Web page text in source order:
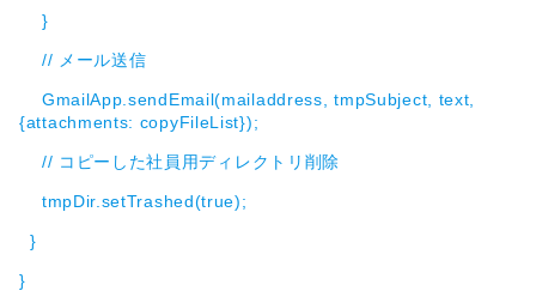
}
// メール送信
GmailApp.sendEmail(mailaddress, tmpSubject, text,
{attachments: copyFileList});
// コピーした社員用ディレクトリ削除
tmpDir.setTrashed(true);
}
}